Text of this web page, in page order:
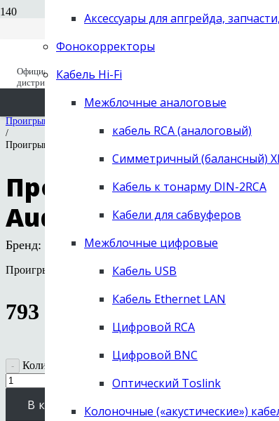
Старый сайт (до 2019 года) old.next-
Официальный
дистрибьютор с 1995
+7 (495) 668-04-64
заказать звонок
Аксессуары для апгрейда,
Фонокорректоры
Кабель Hi-Fi
Межблочные аналоговые
кабель RCA (аналоговый)
Симметричный (балансный)
Кабель к тонарму DIN-2RCA
Кабели для сабвуферов
Межблочные цифровые
Кабель USB
Кабель Ethernet LAN
Цифровой RCA
Цифровой BNC
Оптический Toslink
Колоночные («акустические»)
NEXT Hi-Fi
Каталог
Цифровые источники
Проигрыватели СD
/
Проигрыватель CD/ЦАП Cary Audio DMC-600
Проигрыватель CD/
Audio DMC-600
Бренд: Cary Audio
Проигрыватель компакт-дисков и цифровой
793 500 руб.
Количество товара Проигрыватель CD/ЦАП Cary
В корзину